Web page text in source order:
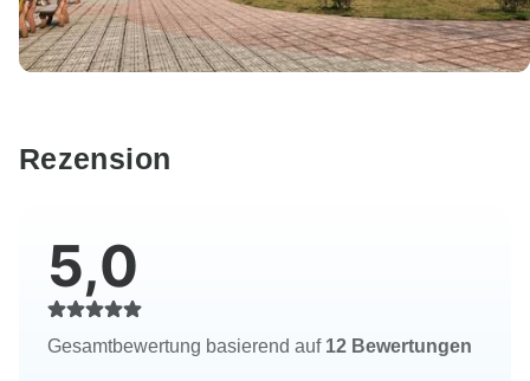
Rezension
5,0
Gesamtbewertung basierend auf 12 Bewertungen